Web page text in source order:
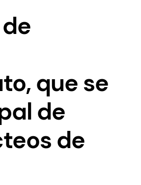
que se
de
de